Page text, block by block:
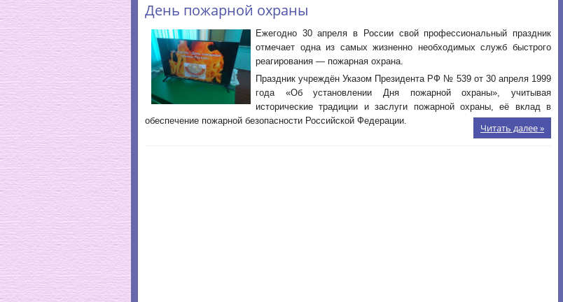
День пожарной охраны
Ежегодно 30 апреля в России свой профессиональный праздник
отмечает одна из самых жизненно необходимых служб быстрого
реагирования — пожарная охрана.
Праздник учреждён Указом Президента РФ № 539 от 30 апреля 1999
года «Об установлении Дня пожарной охраны», учитывая
исторические традиции и заслуги пожарной охраны, её вклад в
обеспечение пожарной безопасности Российской Федерации.
Читать далее »